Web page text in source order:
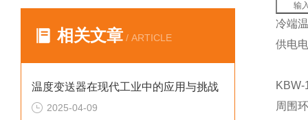
相关文章 / ARTICLE
温度变送器在现代工业中的应用与挑战
2025-04-09
输
冷端
供电
周围